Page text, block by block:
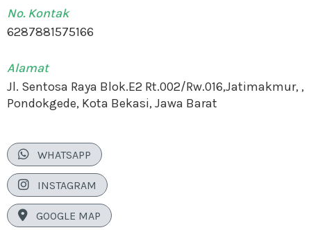
No. Kontak
6287881575166
Alamat
Jl. Sentosa Raya Blok.E2 Rt.002/Rw.016,Jatimakmur, ,
Pondokgede, Kota Bekasi, Jawa Barat
 WHATSAPP
 INSTAGRAM
 GOOGLE MAP